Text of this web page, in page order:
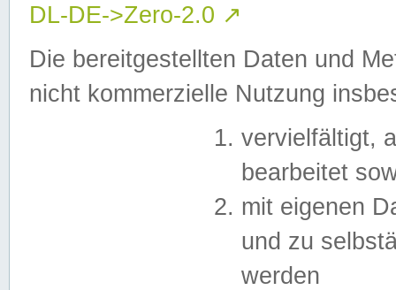
DL-DE->Zero-2.0 ↗
Die bereitgestellten Daten und
nicht kommerzielle Nutzung
vervielfältigt,
bearbeitet
mit eigenen
und zu
werden